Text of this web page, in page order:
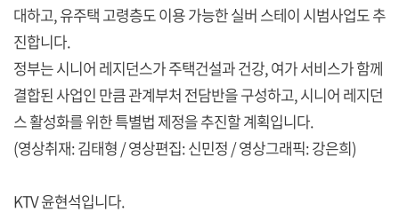
대하고, 유주택 고령층도 이용 가능한 실버 스테이 시범사업도 추
진합니다.
정부는 시니어 레지던스가 주택건설과 건강, 여가 서비스가 함께
결합된 사업인 만큼 관계부처 전담반을 구성하고, 시니어 레지던
스 활성화를 위한 특별법 제정을 추진할 계획입니다.
(영상취재: 김태형 / 영상편집: 신민정 / 영상그래픽: 강은희)
KTV 윤현석입니다.